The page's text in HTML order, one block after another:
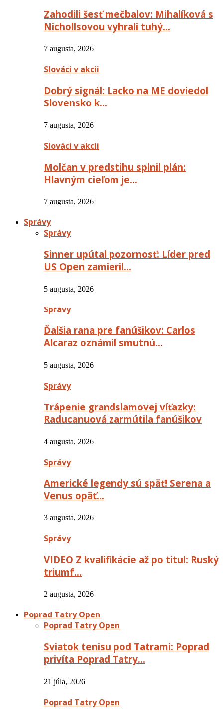
Zahodili šesť mečbalov: Mihalíková s
Nichollsovou vyhrali tuhý…
7 augusta, 2026
Slováci v akcii
Dobrý signál: Lacko na ME doviedol
Slovensko k…
7 augusta, 2026
Slováci v akcii
Molčan v predstihu splnil plán:
Hlavným cieľom je…
7 augusta, 2026
Správy
Správy
Sinner upútal pozornosť: Líder pred
US Open zamieril…
5 augusta, 2026
Správy
Ďalšia rana pre fanúšikov: Carlos
Alcaraz oznámil smutnú…
5 augusta, 2026
Správy
Trápenie grandslamovej víťazky:
Raducanuová zarmútila fanúšikov
4 augusta, 2026
Správy
Americké legendy sú späť! Serena a
Venus opäť…
3 augusta, 2026
Správy
VIDEO Z kvalifikácie až po titul: Ruský
triumf…
2 augusta, 2026
Poprad Tatry Open
Poprad Tatry Open
Sviatok tenisu pod Tatrami: Poprad
privíta Poprad Tatry…
21 júla, 2026
Poprad Tatry Open